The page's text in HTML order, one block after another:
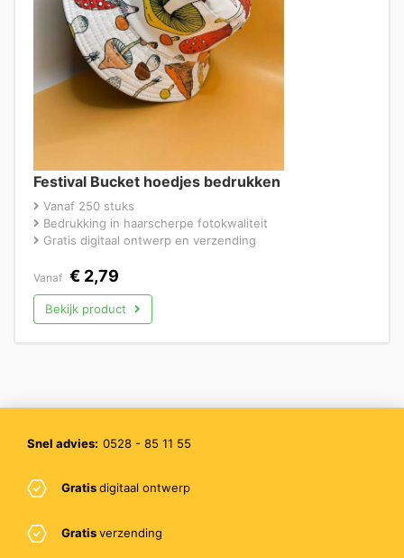
Festival Bucket hoedjes bedrukken
Vanaf 250 stuks
Bedrukking in haarscherpe fotokwaliteit
Gratis digitaal ontwerp en verzending
Vanaf € 2,79
Bekijk product
Snel advies: 0528 - 85 11 55
Gratisdigitaal ontwerp
Gratisverzending